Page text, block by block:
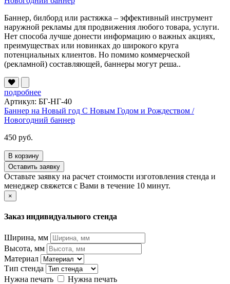
Баннер, билборд или растяжка – эффективный инструмент
наружной рекламы для продвижения любого товара, услуги.
Нет способа лучше донести информацию о важных акциях,
преимуществах или новинках до широкого круга
потенциальных клиентов. Но помимо коммерческой
(рекламной) составляющей, баннеры могут реша..
подробнее
Артикул: БГ-НГ-40
Баннер на Новый год С Новым Годом и Рождеством /
Новогодний баннер
450 руб.
В корзину
Оставить заявку
Оставьте заявку на расчет стоимости изготовления стенда и
менеджер свяжется с Вами в течение 10 минут.
×
Заказ индивидуального стенда
Ширина, мм
Высота, мм
Материал
Тип стенда
Нужна печать
Нужна печать